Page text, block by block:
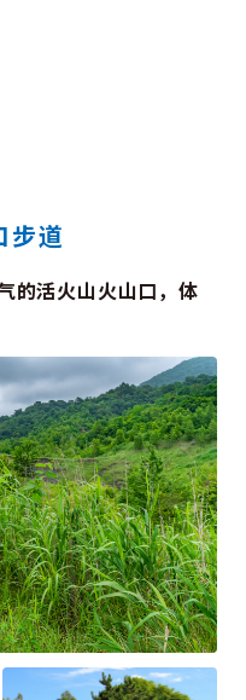
步道
的活火山火山口，体